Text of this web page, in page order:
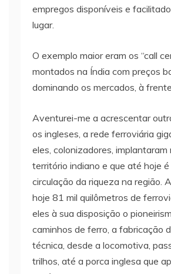
empregos disponíveis e
lugar.
O exemplo maior eram os “call
montados na Índia com preços
dominando os mercados, à
Aventurei-me a acrescentar
os ingleses, a rede ferroviária
eles, colonizadores,
território indiano e que até hoje
circulação da riqueza na região.
hoje 81 mil quilômetros de
eles à sua disposição o
caminhos de ferro, a fabricação
técnica, desde a locomotiva,
trilhos, até a porca inglesa que